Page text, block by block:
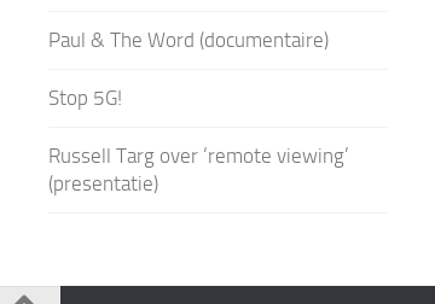
Paul & The Word (documentaire)
Stop 5G!
Russell Targ over ‘remote viewing’
(presentatie)